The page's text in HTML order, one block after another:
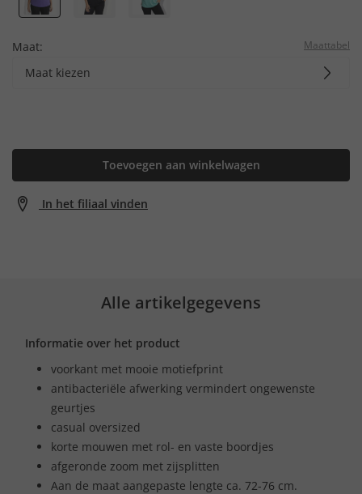
Maat: Maattabel
Maat kiezen
Toevoegen aan winkelwagen
In het filiaal vinden
Alle artikelgegevens
Informatie over het product
voorkant met mooie motiefprint
antibacteriële afwerking vermindert ongewenste
geurtjes
casual oversized
korte mouwen met rol- en vaste boordjes
afgeronde zoom met zijsplitten
Aan de maat aangepaste lengte ca. 72-76 cm.